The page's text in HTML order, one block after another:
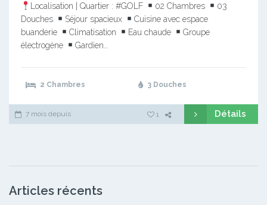
Localisation | Quartier : #GOLF
02 Chambres
03
Douches
Séjour spacieux
Cuisine avec espace
buanderie
Climatisation Eau chaude
Groupe
électrogène
Gardien…
2 Chambres 3 Douches
7 mois depuis 1 Détails
Articles récents